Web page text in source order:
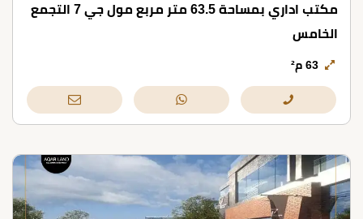
مكتب اداري بمساحة 63.5 متر مربع مول جي 7 التجمع
الخامس
63 م²